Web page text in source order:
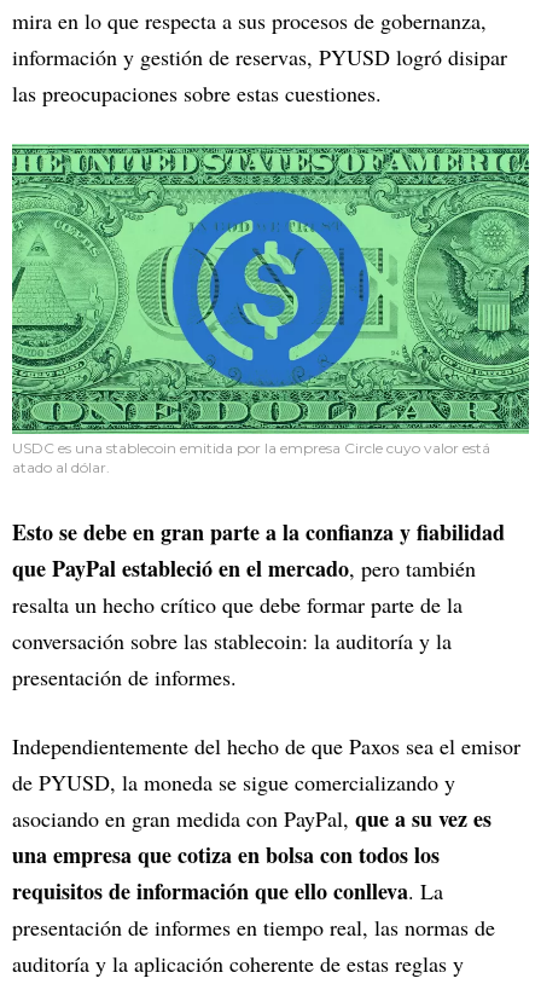
mira en lo que respecta a sus procesos de gobernanza,
información y gestión de reservas, PYUSD logró disipar
las preocupaciones sobre estas cuestiones.
USDC es una stablecoin emitida por la empresa Circle cuyo valor está
atado al dólar.
Esto se debe en gran parte a la confianza y fiabilidad
que PayPal estableció en el mercado, pero también
resalta un hecho crítico que debe formar parte de la
conversación sobre las stablecoin: la auditoría y la
presentación de informes.
Independientemente del hecho de que Paxos sea el emisor
de PYUSD, la moneda se sigue comercializando y
asociando en gran medida con PayPal, que a su vez es
una empresa que cotiza en bolsa con todos los
requisitos de información que ello conlleva. La
presentación de informes en tiempo real, las normas de
auditoría y la aplicación coherente de estas reglas y